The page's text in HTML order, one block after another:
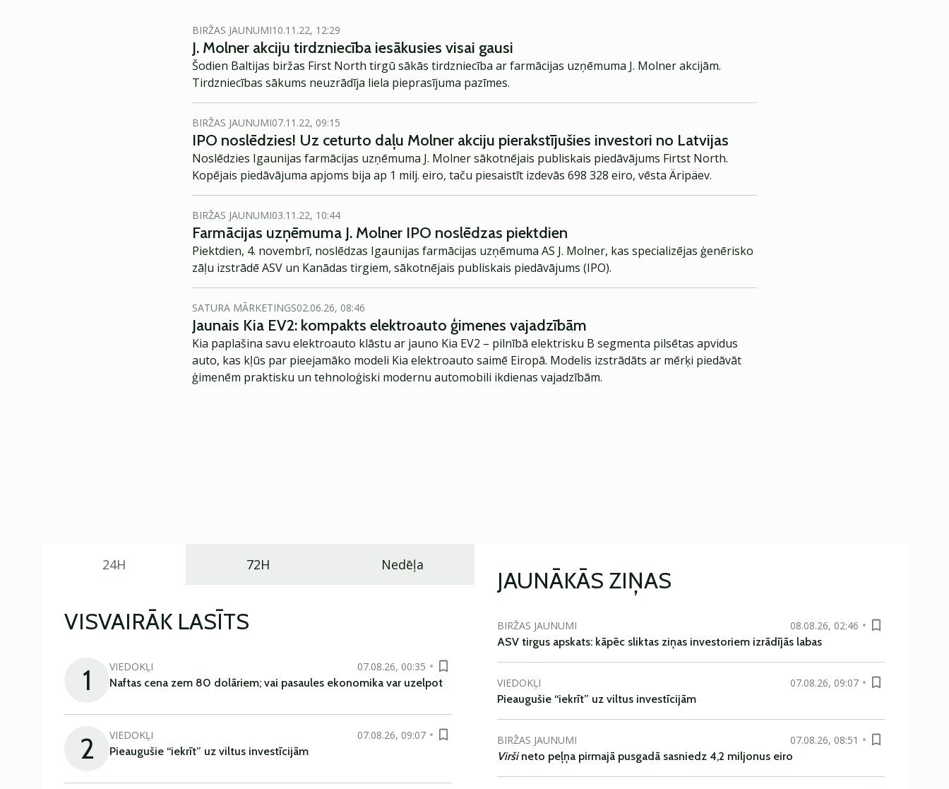
BIRŽAS JAUNUMI10.11.22, 12:29
J. Molner akciju tirdzniecība iesākusies visai gausi
Šodien Baltijas biržas First North tirgū sākās tirdzniecība ar farmācijas uzņēmuma J. Molner akcijām.
Tirdzniecības sākums neuzrādīja liela pieprasījuma pazīmes.
BIRŽAS JAUNUMI07.11.22, 09:15
IPO noslēdzies! Uz ceturto daļu Molner akciju pierakstījušies investori no Latvijas
Noslēdzies Igaunijas farmācijas uzņēmuma J. Molner sākotnējais publiskais piedāvājums Firtst North.
Kopējais piedāvājuma apjoms bija ap 1 milj. eiro, taču piesaistīt izdevās 698 328 eiro, vēsta Äripäev.
BIRŽAS JAUNUMI03.11.22, 10:44
Farmācijas uzņēmuma J. Molner IPO noslēdzas piektdien
Piektdien, 4. novembrī, noslēdzas Igaunijas farmācijas uzņēmuma AS J. Molner, kas specializējas ģenērisko
zāļu izstrādē ASV un Kanādas tirgiem, sākotnējais publiskais piedāvājums (IPO).
SATURA MĀRKETINGS02.06.26, 08:46
Jaunais Kia EV2: kompakts elektroauto ģimenes vajadzībām
Kia paplašina savu elektroauto klāstu ar jauno Kia EV2 – pilnībā elektrisku B segmenta pilsētas apvidus
auto, kas kļūs par pieejamāko modeli Kia elektroauto saimē Eiropā. Modelis izstrādāts ar mērķi piedāvāt
ģimenēm praktisku un tehnoloģiski modernu automobili ikdienas vajadzībām.
24H 72H Nedēļa
VISVAIRĀK LASĪTS
1 VIEDOKĻI
07.08.26, 00:35
Naftas cena zem 80 dolāriem; vai pasaules ekonomika var uzelpot
2 VIEDOKĻI
07.08.26, 09:07
Pieaugušie “iekrīt” uz viltus investīcijām
JAUNĀKĀS ZIŅAS
BIRŽAS JAUNUMI
08.08.26, 02:46
ASV tirgus apskats: kāpēc sliktas ziņas investoriem izrādījās labas
VIEDOKĻI
07.08.26, 09:07
Pieaugušie “iekrīt” uz viltus investīcijām
BIRŽAS JAUNUMI
07.08.26, 08:51
Viršineto peļņa pirmajā pusgadā sasniedz 4,2 miljonus eiro